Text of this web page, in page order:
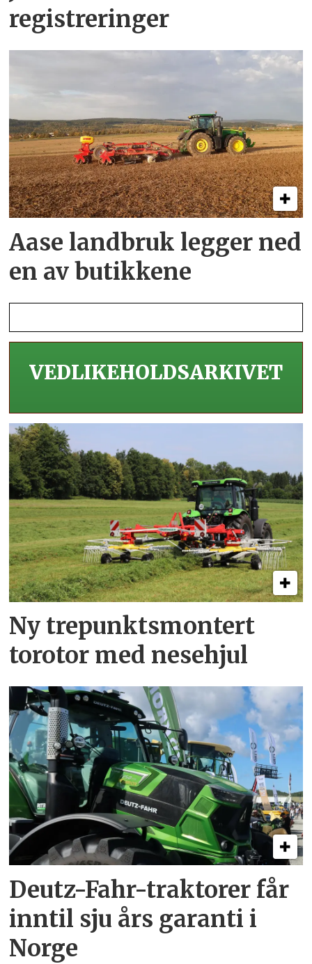
registreringer
Aase landbruk legger ned
en av butikkene
VEDLIKEHOLDS­ARKIVET
Ny trepunkts­montert
torotor med nesehjul
Deutz-Fahr-traktorer får
inntil sju års garanti i
Norge